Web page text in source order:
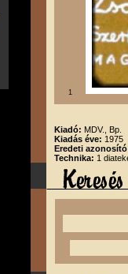
1
Kiadó: MDV., Bp.
Kiadás éve: 1975
Eredeti
Technika: 1